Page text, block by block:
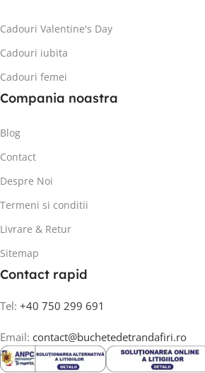
Cadouri Valentine's Day
Cadouri iubita
Cadouri femei
Compania noastra
Blog
Contact
Despre Noi
Termeni si conditii
Livrare & Retur
Sitemap
Contact rapid
Tel: +40 750 299 691
Email: contact@buchetedetrandafiri.ro